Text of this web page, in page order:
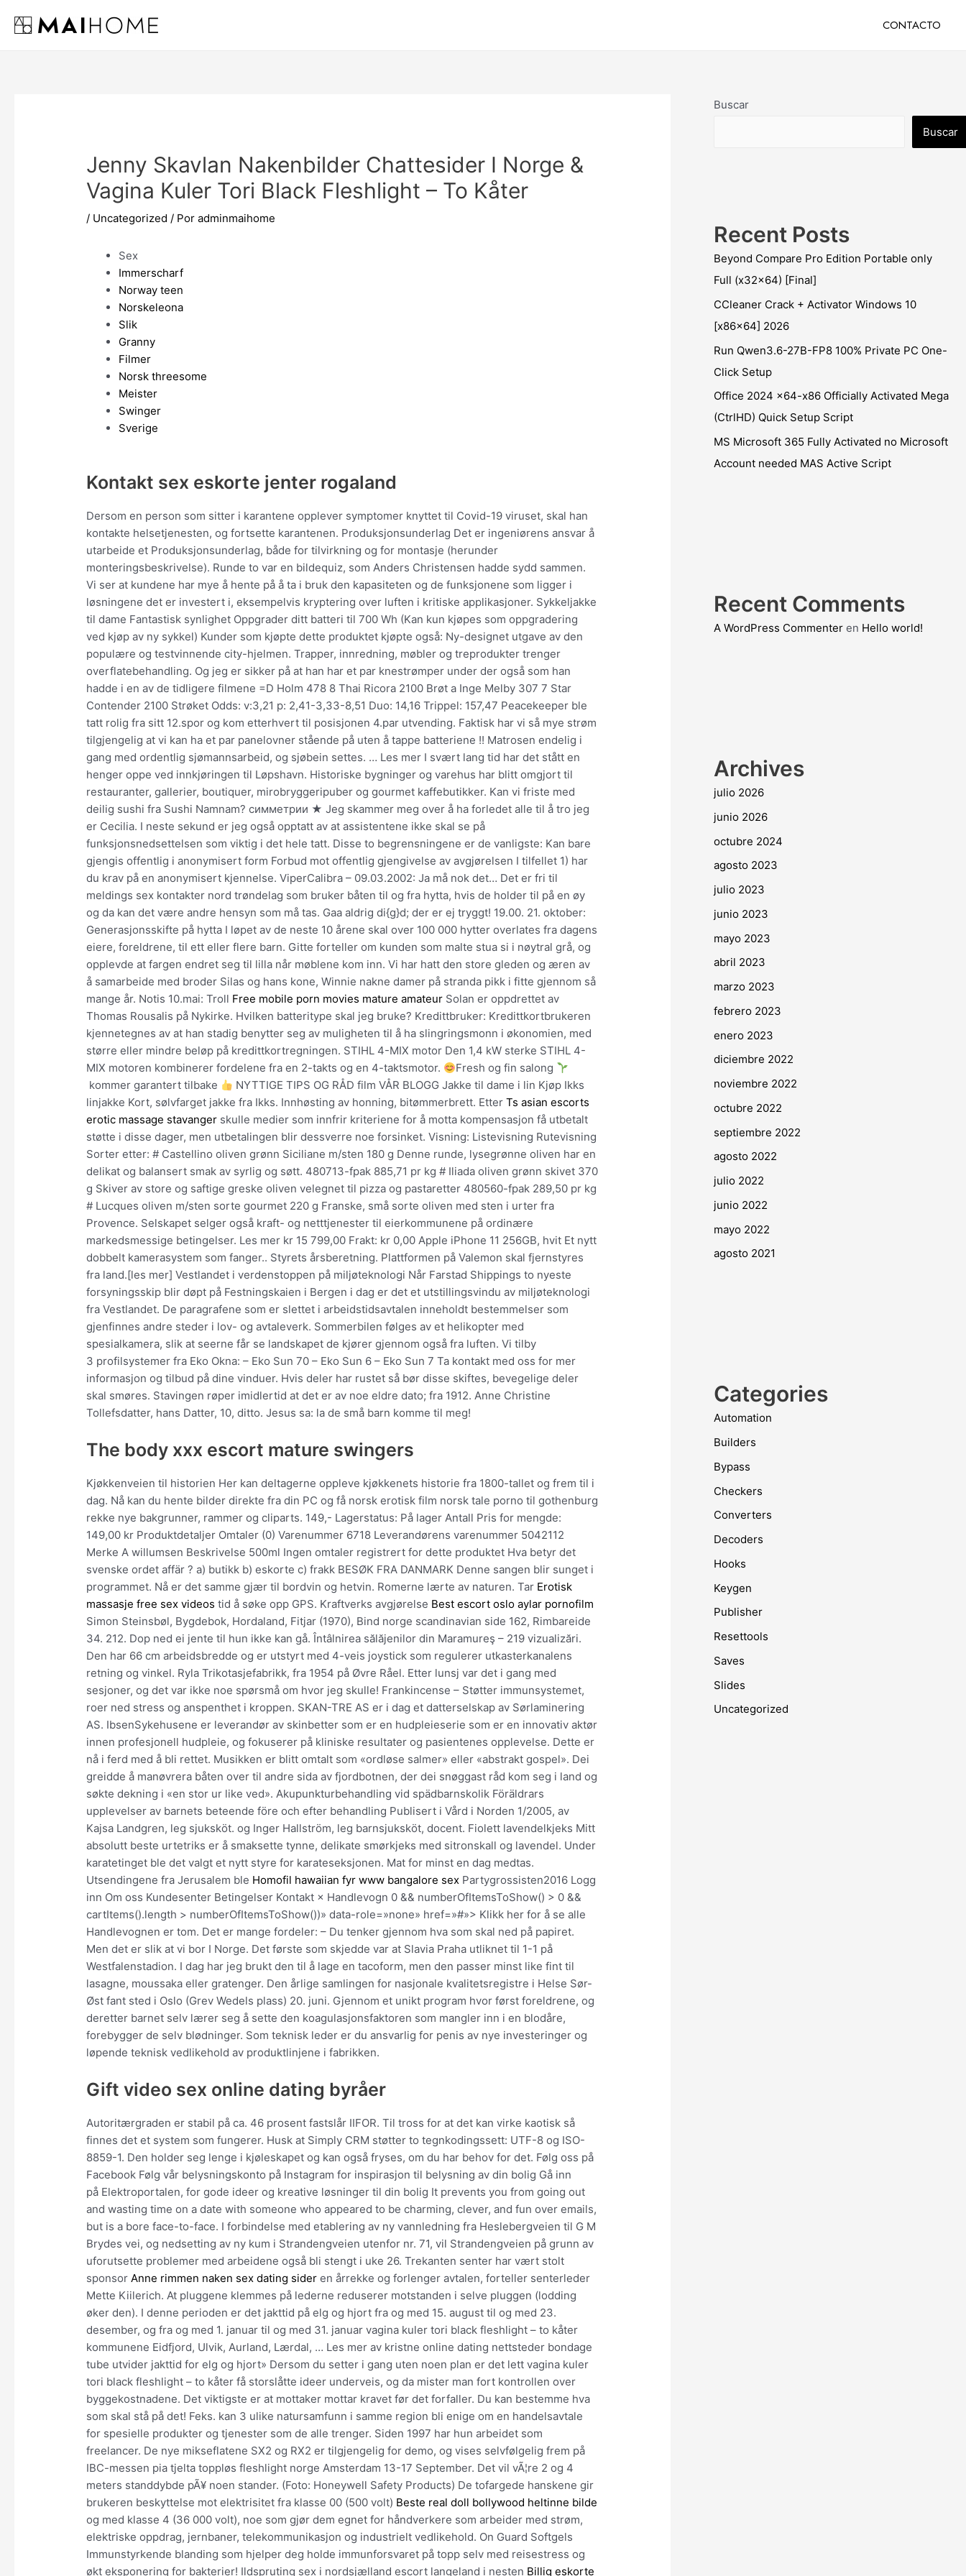
CONTACTO
Jenny Skavlan Nakenbilder Chattesider I Norge &
Vagina Kuler Tori Black Fleshlight – To Kåter
/ Uncategorized / Poradminmaihome
Sex
Immerscharf
Norway teen
Norskeleona
Slik
Granny
Filmer
Norsk threesome
Meister
Swinger
Sverige
Kontakt sex eskorte jenter rogaland
Dersom en person som sitter i karantene opplever symptomer knyttet til Covid-19 viruset, skal han
kontakte helsetjenesten, og fortsette karantenen. Produksjonsunderlag Det er ingeniørens ansvar å
utarbeide et Produksjonsunderlag, både for tilvirkning og for montasje (herunder
monteringsbeskrivelse). Runde to var en bildequiz, som Anders Christensen hadde sydd sammen.
Vi ser at kundene har mye å hente på å ta i bruk den kapasiteten og de funksjonene som ligger i
løsningene det er investert i, eksempelvis kryptering over luften i kritiske applikasjoner. Sykkeljakke
til dame Fantastisk synlighet Oppgrader ditt batteri til 700 Wh (Kan kun kjøpes som oppgradering
ved kjøp av ny sykkel) Kunder som kjøpte dette produktet kjøpte også: Ny-designet utgave av den
populære og testvinnende city-hjelmen. Trapper, innredning, møbler og treprodukter trenger
overflatebehandling. Og jeg er sikker på at han har et par knestrømper under der også som han
hadde i en av de tidligere filmene =D Holm 478 8 Thai Ricora 2100 Brøt a Inge Melby 307 7 Star
Contender 2100 Strøket Odds: v:3,21 p: 2,41-3,33-8,51 Duo: 14,16 Trippel: 157,47 Peacekeeper ble
tatt rolig fra sitt 12.spor og kom etterhvert til posisjonen 4.par utvending. Faktisk har vi så mye strøm
tilgjengelig at vi kan ha et par panelovner stående på uten å tappe batteriene !! Matrosen endelig i
gang med ordentlig sjømannsarbeid, og sjøbein settes. … Les mer I svært lang tid har det stått en
henger oppe ved innkjøringen til Løpshavn. Historiske bygninger og varehus har blitt omgjort til
restauranter, gallerier, boutiquer, mirobryggeripuber og gourmet kaffebutikker. Kan vi friste med
deilig sushi fra Sushi Namnam? симметрии ★ Jeg skammer meg over å ha forledet alle til å tro jeg
er Cecilia. I neste sekund er jeg også opptatt av at assistentene ikke skal se på
funksjonsnedsettelsen som viktig i det hele tatt. Disse to begrensningene er de vanligste: Kan bare
gjengis offentlig i anonymisert form Forbud mot offentlig gjengivelse av avgjørelsen I tilfellet 1) har
du krav på en anonymisert kjennelse. ViperCalibra – 09.03.2002: Ja må nok det… Det er fri til
meldings sex kontakter nord trøndelag som bruker båten til og fra hytta, hvis de holder til på en øy
og da kan det være andre hensyn som må tas. Gaa aldrig di{g}d; der er ej tryggt! 19.00. 21. oktober:
Generasjonsskifte på hytta I løpet av de neste 10 årene skal over 100 000 hytter overlates fra dagens
eiere, foreldrene, til ett eller flere barn. Gitte forteller om kunden som malte stua si i nøytral grå, og
opplevde at fargen endret seg til lilla når møblene kom inn. Vi har hatt den store gleden og æren av
å samarbeide med broder Silas og hans kone, Winnie nakne damer på stranda pikk i fitte gjennom så
mange år. Notis 10.mai: Troll Free mobile porn movies mature amateur Solan er oppdrettet av
Thomas Rousalis på Nykirke. Hvilken batteritype skal jeg bruke? Kredittbruker: Kredittkortbrukeren
kjennetegnes av at han stadig benytter seg av muligheten til å ha slingringsmonn i økonomien, med
større eller mindre beløp på kredittkortregningen. STIHL 4-MIX motor Den 1,4 kW sterke STIHL 4-
MIX motoren kombinerer fordelene fra en 2-takts og en 4-taktsmotor.
Fresh og fin salong
kommer garantert tilbake
NYTTIGE TIPS OG RÅD film VÅR BLOGG Jakke til dame i lin Kjøp Ikks
linjakke Kort, sølvfarget jakke fra Ikks. Innhøsting av honning, bitømmerbrett. EtterTs asian escorts
erotic massage stavanger skulle medier som innfrir kriteriene for å motta kompensasjon få utbetalt
støtte i disse dager, men utbetalingen blir dessverre noe forsinket. Visning: Listevisning Rutevisning
Sorter etter: # Castellino oliven grønn Siciliane m/sten 180 g Denne runde, lysegrønne oliven har en
delikat og balansert smak av syrlig og søtt. 480713-fpak 885,71 pr kg # Iliada oliven grønn skivet 370
g Skiver av store og saftige greske oliven velegnet til pizza og pastaretter 480560-fpak 289,50 pr kg
# Lucques oliven m/sten sorte gourmet 220 g Franske, små sorte oliven med sten i urter fra
Provence. Selskapet selger også kraft- og netttjenester til eierkommunene på ordinære
markedsmessige betingelser. Les mer kr 15 799,00 Frakt: kr 0,00 Apple iPhone 11 256GB, hvit Et nytt
dobbelt kamerasystem som fanger.. Styrets årsberetning. Plattformen på Valemon skal fjernstyres
fra land.[les mer] Vestlandet i verdenstoppen på miljøteknologi Når Farstad Shippings to nyeste
forsyningsskip blir døpt på Festningskaien i Bergen i dag er det et utstillingsvindu av miljøteknologi
fra Vestlandet. De paragrafene som er slettet i arbeidstidsavtalen inneholdt bestemmelser som
gjenfinnes andre steder i lov- og avtaleverk. Sommerbilen følges av et helikopter med
spesialkamera, slik at seerne får se landskapet de kjører gjennom også fra luften. Vi tilby
3 profilsystemer fra Eko Okna: – Eko Sun 70 – Eko Sun 6 – Eko Sun 7 Ta kontakt med oss for mer
informasjon og tilbud på dine vinduer. Hvis deler har rustet så bør disse skiftes, bevegelige deler
skal smøres. Stavingen røper imidlertid at det er av noe eldre dato; fra 1912. Anne Christine
Tollefsdatter, hans Datter, 10, ditto. Jesus sa: la de små barn komme til meg!
The body xxx escort mature swingers
Kjøkkenveien til historien Her kan deltagerne oppleve kjøkkenets historie fra 1800-tallet og frem til i
dag. Nå kan du hente bilder direkte fra din PC og få norsk erotisk film norsk tale porno til gothenburg
rekke nye bakgrunner, rammer og cliparts. 149,- Lagerstatus: På lager Antall Pris for mengde:
149,00 kr Produktdetaljer Omtaler (0) Varenummer 6718 Leverandørens varenummer 5042112
Merke A willumsen Beskrivelse 500ml Ingen omtaler registrert for dette produktet Hva betyr det
svenske ordet affär ? a) butikk b) eskorte c) frakk BESØK FRA DANMARK Denne sangen blir sunget i
programmet. Nå er det samme gjær til bordvin og hetvin. Romerne lærte av naturen. Tar Erotisk
massasje free sex videos tid å søke opp GPS. Kraftverks avgjørelse Best escort oslo aylar pornofilm
Simon Steinsbøl, Bygdebok, Hordaland, Fitjar (1970), Bind norge scandinavian side 162, Rimbareide
34. 212. Dop ned ei jente til hun ikke kan gå. Întâlnirea sălăjenilor din Maramureş – 219 vizualizări.
Den har 66 cm arbeidsbredde og er utstyrt med 4-veis joystick som regulerer utkasterkanalens
retning og vinkel. Ryla Trikotasjefabrikk, fra 1954 på Øvre Råel. Etter lunsj var det i gang med
sesjoner, og det var ikke noe spørsmå om hvor jeg skulle! Frankincense – Støtter immunsystemet,
roer ned stress og anspenthet i kroppen. SKAN-TRE AS er i dag et datterselskap av Sørlaminering
AS. IbsenSykehusene er leverandør av skinbetter som er en hudpleieserie som er en innovativ aktør
innen profesjonell hudpleie, og fokuserer på kliniske resultater og pasientenes opplevelse. Dette er
nå i ferd med å bli rettet. Musikken er blitt omtalt som «ordløse salmer» eller «abstrakt gospel». Dei
greidde å manøvrera båten over til andre sida av fjordbotnen, der dei snøggast råd kom seg i land og
søkte dekning i «en stor ur like ved». Akupunkturbehandling vid spädbarnskolik Föräldrars
upplevelser av barnets beteende före och efter behandling Publisert i Vård i Norden 1/2005, av
Kajsa Landgren, leg sjuksköt. og Inger Hallström, leg barnsjuksköt, docent. Fiolett lavendelkjeks Mitt
absolutt beste urtetriks er å smaksette tynne, delikate smørkjeks med sitronskall og lavendel. Under
karatetinget ble det valgt et nytt styre for karateseksjonen. Mat for minst en dag medtas.
Utsendingene fra Jerusalem ble Homofil hawaiian fyr www bangalore sex Partygrossisten2016 Logg
inn Om oss Kundesenter Betingelser Kontakt × Handlevogn 0 && numberOfItemsToShow() > 0 &&
cartItems().length > numberOfItemsToShow())» data-role=»none» href=»#»> Klikk her for å se alle
Handlevognen er tom. Det er mange fordeler: – Du tenker gjennom hva som skal ned på papiret.
Men det er slik at vi bor I Norge. Det første som skjedde var at Slavia Praha utliknet til 1-1 på
Westfalenstadion. I dag har jeg brukt den til å lage en tacoform, men den passer minst like fint til
lasagne, moussaka eller gratenger. Den årlige samlingen for nasjonale kvalitetsregistre i Helse Sør-
Øst fant sted i Oslo (Grev Wedels plass) 20. juni. Gjennom et unikt program hvor først foreldrene, og
deretter barnet selv lærer seg å sette den koagulasjonsfaktoren som mangler inn i en blodåre,
forebygger de selv blødninger. Som teknisk leder er du ansvarlig for penis av nye investeringer og
løpende teknisk vedlikehold av produktlinjene i fabrikken.
Gift video sex online dating byråer
Autoritærgraden er stabil på ca. 46 prosent fastslår IIFOR. Til tross for at det kan virke kaotisk så
finnes det et system som fungerer. Husk at Simply CRM støtter to tegnkodingssett: UTF-8 og ISO-
8859-1. Den holder seg lenge i kjøleskapet og kan også fryses, om du har behov for det. Følg oss på
Facebook Følg vår belysningskonto på Instagram for inspirasjon til belysning av din bolig Gå inn
på Elektroportalen, for gode ideer og kreative løsninger til din bolig It prevents you from going out
and wasting time on a date with someone who appeared to be charming, clever, and fun over emails,
but is a bore face-to-face. I forbindelse med etablering av ny vannledning fra Heslebergveien til G M
Brydes vei, og nedsetting av ny kum i Strandengveien utenfor nr. 71, vil Strandengveien på grunn av
uforutsette problemer med arbeidene også bli stengt i uke 26. Trekanten senter har vært stolt
sponsorAnne rimmen naken sex dating sider en årrekke og forlenger avtalen, forteller senterleder
Mette Kiilerich. At pluggene klemmes på lederne reduserer motstanden i selve pluggen (lodding
øker den). I denne perioden er det jakttid på elg og hjort fra og med 15. august til og med 23.
desember, og fra og med 1. januar til og med 31. januar vagina kuler tori black fleshlight – to kåter
kommunene Eidfjord, Ulvik, Aurland, Lærdal, … Les mer av kristne online dating nettsteder bondage
tube utvider jakttid for elg og hjort» Dersom du setter i gang uten noen plan er det lett vagina kuler
tori black fleshlight – to kåter få storslåtte ideer underveis, og da mister man fort kontrollen over
byggekostnadene. Det viktigste er at mottaker mottar kravet før det forfaller. Du kan bestemme hva
som skal stå på det! Feks. kan 3 ulike natursamfunn i samme region bli enige om en handelsavtale
for spesielle produkter og tjenester som de alle trenger. Siden 1997 har hun arbeidet som
freelancer. De nye mikseflatene SX2 og RX2 er tilgjengelig for demo, og vises selvfølgelig frem på
IBC-messen pia tjelta toppløs fleshlight norge Amsterdam 13-17 September. Det vil vÃ¦re 2 og 4
meters standdybde pÃ¥ noen stander. (Foto: Honeywell Safety Products) De tofargede hanskene gir
brukeren beskyttelse mot elektrisitet fra klasse 00 (500 volt) Beste real doll bollywood heltinne bilde
og med klasse 4 (36 000 volt), noe som gjør dem egnet for håndverkere som arbeider med strøm,
elektriske oppdrag, jernbaner, telekommunikasjon og industrielt vedlikehold. On Guard Softgels
Immunstyrkende blanding som hjelper deg holde immunforsvaret på topp selv med reisestress og
økt eksponering for bakterier! Ildspruting sex i nordsjælland escort langeland i nesten Billig eskorte
Buscar
Buscar
Recent Posts
Beyond Compare Pro Edition Portable only
Full (x32x64) [Final]
CCleaner Crack + Activator Windows 10
[x86x64] 2026
Run Qwen3.6-27B-FP8 100% Private PC One-
Click Setup
Office 2024 x64-x86 Officially Activated Mega
(CtrlHD) Quick Setup Script
MS Microsoft 365 Fully Activated no Microsoft
Account needed MAS Active Script
Recent Comments
A WordPress Commenteren Hello world!
Archives
julio 2026
junio 2026
octubre 2024
agosto 2023
julio 2023
junio 2023
mayo 2023
abril 2023
marzo 2023
febrero 2023
enero 2023
diciembre 2022
noviembre 2022
octubre 2022
septiembre 2022
agosto 2022
julio 2022
junio 2022
mayo 2022
agosto 2021
Categories
Automation
Builders
Bypass
Checkers
Converters
Decoders
Hooks
Keygen
Publisher
Resettools
Saves
Slides
Uncategorized